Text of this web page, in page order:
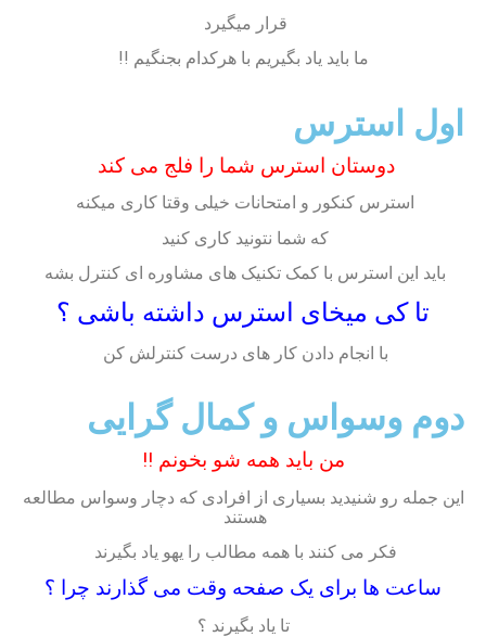
قرار میگیرد
ما باید یاد بگیریم با هرکدام بجنگیم !!
اول استرس
دوستان استرس شما را فلج می کند
استرس کنکور و امتحانات خیلی وقتا کاری میکنه
که شما نتونید کاری کنید
باید این استرس با کمک تکنیک های مشاوره ای کنترل بشه
تا کی میخای استرس داشته باشی ؟
با انجام دادن کار های درست کنترلش کن
دوم وسواس و کمال گرایی
من باید همه شو بخونم !!
این جمله رو شنیدید بسیاری از افرادی که دچار وسواس مطالعه
هستند
فکر می کنند با همه مطالب را یهو یاد بگیرند
ساعت ها برای یک صفحه وقت می گذارند چرا ؟
تا یاد بگیرند ؟